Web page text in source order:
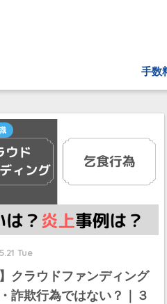
手数
Tue
】クラウドファンディング
詐欺行為ではない？｜３